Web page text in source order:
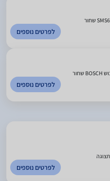
לפרטים נוספים
לפרטים נוספים
לפרטים נוספים